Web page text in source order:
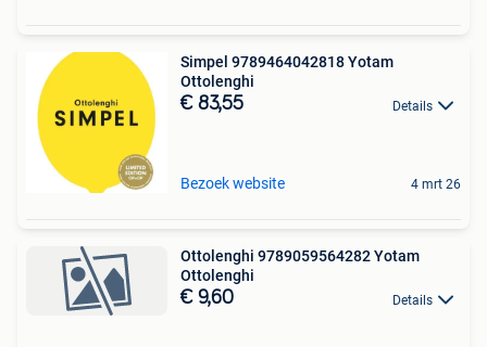
Simpel 9789464042818 Yotam
Ottolenghi
€ 83,55 Details
Bezoek website 4 mrt 26
Ottolenghi 9789059564282 Yotam
Ottolenghi
€ 9,60 Details